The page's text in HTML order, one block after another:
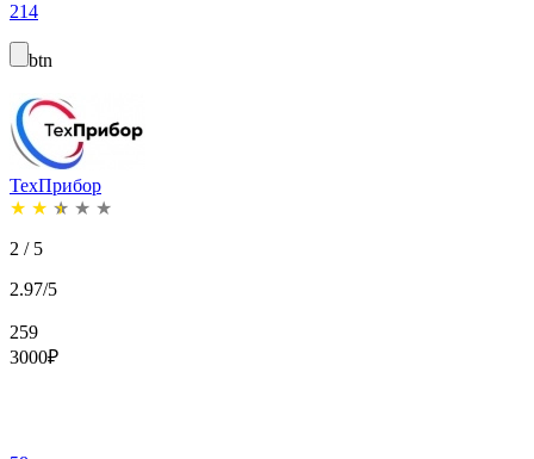
214
btn
ТехПрибор
★ ★ ★ ★ ★
2 / 5
2.97/5
259
3000₽